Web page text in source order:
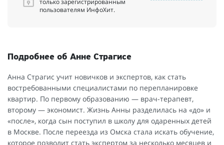
пользователям ИнфоХит.
Подробнее об Анне Страгисе
Анна Страгис учит новичков и экспертов, как стать
востребованными специалистами по перепланировке
квартир. По первому образованию — врач-терапевт,
второму — экономист. Жизнь Анны разделилась на «до» и
«после», когда сын поступил в школу для одаренных детей
в Москве. После переезда из Омска стала искать обучение,
которое позволит стать экспертом за несколько месяцев и